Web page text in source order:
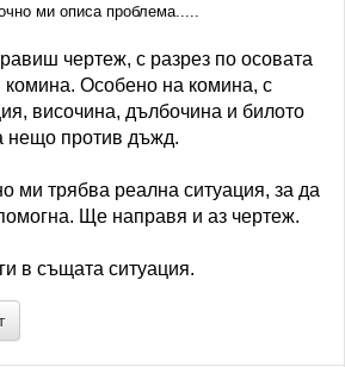
ми описа проблема.....
чертеж, с разрез по осовата
комина. Особено на комина, с
височина, дълбочина и билото
нещо против дъжд.
ми трябва реална ситуация, за да
Ще направя и аз чертеж.
в същата ситуация.